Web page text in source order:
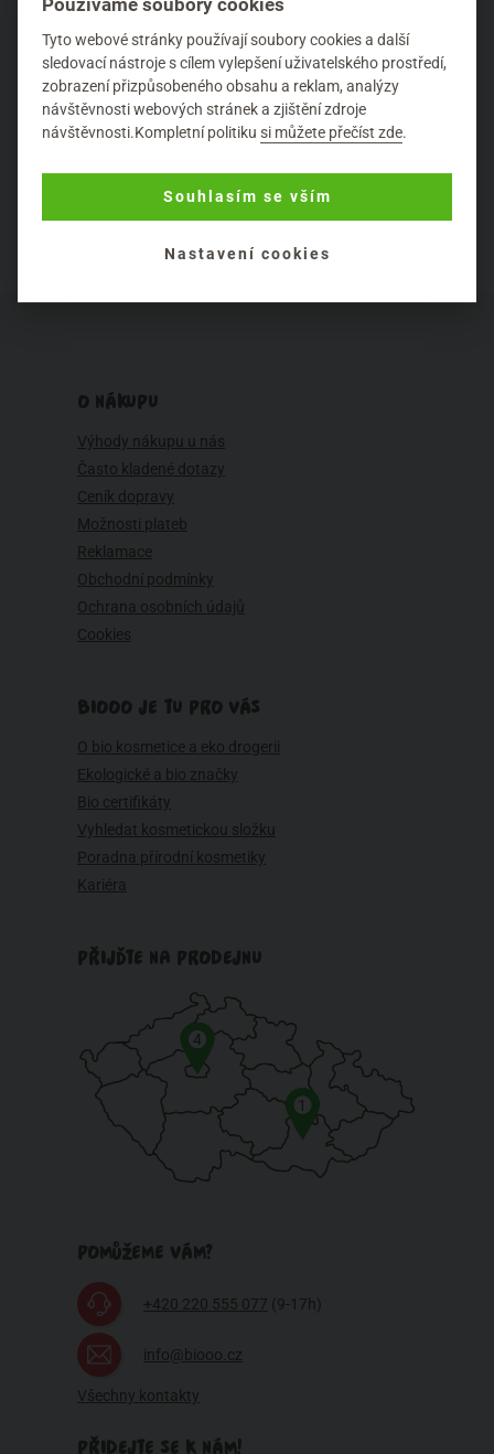
nebo SPF 15. A za druhé můžete volit i hutnější opalovací
krémy, takové které vám třeba poskytnou i ochranu proti
mrazu a chladu.
Další kapitola (6.)
O NÁKUPU
Výhody nákupu u nás
Často kladené dotazy
Ceník dopravy
Možnosti plateb
Reklamace
Obchodní podmínky
Ochrana osobních údajů
Cookies
BIOOO JE TU PRO VÁS
O bio kosmetice a eko drogerii
Ekologické a bio značky
Bio certifikáty
Vyhledat kosmetickou složku
Poradna přírodní kosmetiky
Kariéra
PŘIJĎTE NA PRODEJNU
1
4
POMŮŽEME VÁM?
+420 220 555 077 (9-17h)
info@biooo.cz
Všechny kontakty
PŘIDEJTE SE K NÁM!
Tyto webové stránky používají soubory cookies a další
sledovací nástroje s cílem vylepšení uživatelského prostředí,
zobrazení přizpůsobeného obsahu a reklam, analýzy
návštěvnosti webových stránek a zjištění zdroje
návštěvnosti.Kompletní politikusi můžete přečíst zde.
Souhlasím se vším
Nastavení cookies